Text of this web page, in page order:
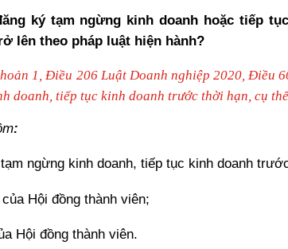
ký tạm ngừng kinh doanh hoặc tiếp
lên theo pháp luật hiện hành?
1, Điều 206 Luật Doanh nghiệp 2020, Điều
doanh, tiếp tục kinh doanh trước thời hạn, cụ
:
ngừng kinh doanh, tiếp tục kinh doanh
của Hội đồng thành viên;
Hội đồng thành viên.